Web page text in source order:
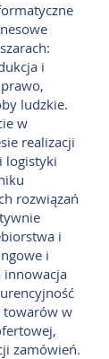
i
ludzkie.
w
realizacji
logistyki
rozwiązań
i
i
innowacja
w
zamówień.